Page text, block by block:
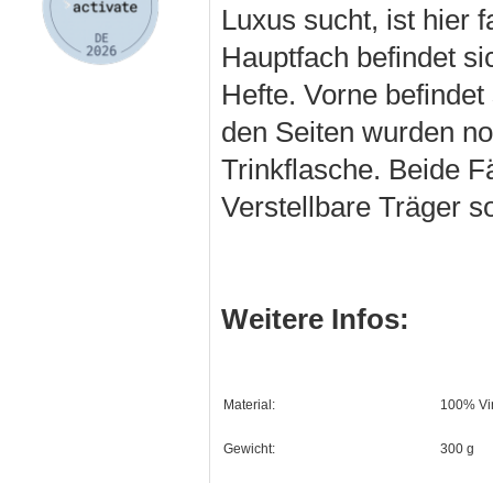
Luxus sucht, ist hier
Hauptfach befindet
Hefte. Vorne
den Seiten wurden
Trinkflasche. Beide
Verstellbare Träger
Weitere Infos:
Material: 100%
Gewicht: 300 g